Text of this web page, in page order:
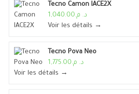
Tecno Camon IACE2X
د. م.1,040.00
Voir les détails →
Tecno Pova Neo
د. م.1,775.00
Voir les détails →